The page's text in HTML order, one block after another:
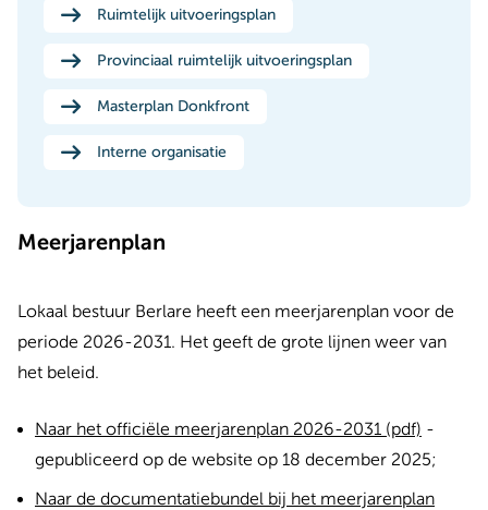
Ruimtelijk uitvoeringsplan
Provinciaal ruimtelijk uitvoeringsplan
Masterplan Donkfront
Interne organisatie
Meerjarenplan
Lokaal bestuur Berlare heeft een meerjarenplan voor de
periode 2026-2031. Het geeft de grote lijnen weer van
het beleid.
Naar het officiële meerjarenplan 2026-2031 (pdf) -
gepubliceerd op de website op 18 december 2025;
Naar de documentatiebundel bij het meerjarenplan